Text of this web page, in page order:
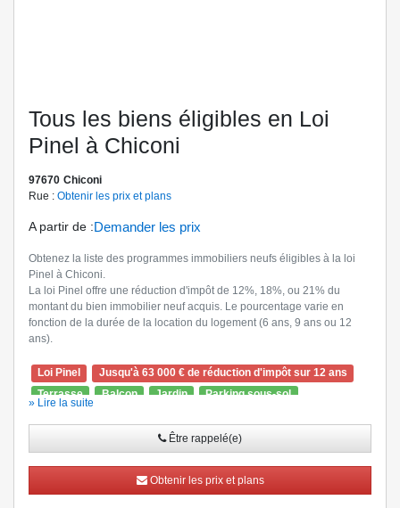
Tous les biens éligibles en Loi
Pinel à Chiconi
97670 Chiconi
Rue : Obtenir les prix et plans
A partir de :Demander les prix
Obtenez la liste des programmes immobiliers neufs éligibles à la loi
Pinel à Chiconi.
La loi Pinel offre une réduction d'impôt de 12%, 18%, ou 21% du
montant du bien immobilier neuf acquis. Le pourcentage varie en
fonction de la durée de la location du logement (6 ans, 9 ans ou 12
ans).
Loi Pinel
Jusqu'à 63 000 € de réduction d'impôt sur 12 ans
Terrasse
Balcon Jardin
Parking sous-sol
» Lire la suite
Être rappelé(e)
Obtenir les prix et plans